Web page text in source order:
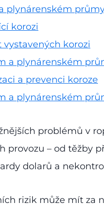
plynárenském
korozi
korozi
a plynárenském
a prevenci koroze
a plynárenském
problémů v
provozu – od těžby
dolarů a
rizik může mít za